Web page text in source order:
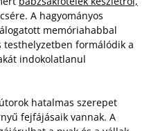
A hagyományos
memóriahabbal
formálódik a
indokolatlanul
hatalmas szerepet
fejfájásaik vannak. A